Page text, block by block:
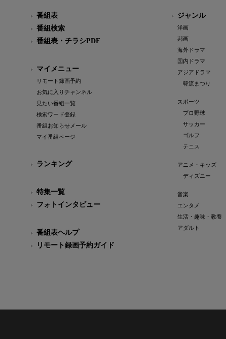
番組表
番組検索
番組表・チラシPDF
マイメニュー
リモート録画予約
お気に入りチャンネル
見たい番組一覧
検索ワード登録
番組お知らせメール
マイ番組ページ
ランキング
特集一覧
フォトインタビュー
番組表ヘルプ
リモート録画予約ガイド
ジャンル
洋画
邦画
海外ドラマ
国内ドラマ
アジアドラマ
韓流まつり
スポーツ
プロ野球
サッカー
ゴルフ
テニス
アニメ・キッズ
ディズニー
音楽
エンタメ
生活・趣味・教養
アダルト